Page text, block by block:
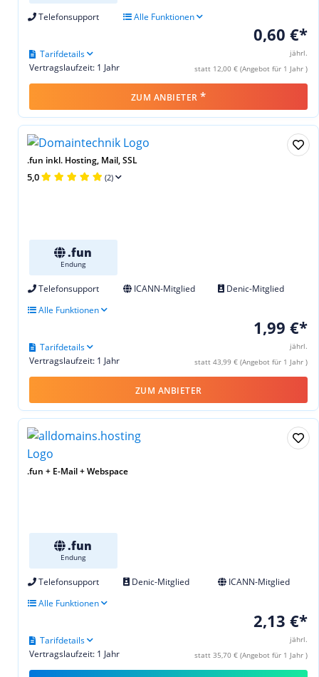
Telefonsupport Alle Funktionen
0,60 €*
jährl.
statt 12,00 € (Angebot für 1 Jahr )
Vertragslaufzeit: 1 Jahr
Tarifdetails
ZUM ANBIETER *
.fun inkl. Hosting, Mail, SSL
5,0 (2)
.fun
Endung
Telefonsupport ICANN-Mitglied
Denic-Mitglied
Alle Funktionen
1,99 €*
jährl.
statt 43,99 € (Angebot für 1 Jahr )
Vertragslaufzeit: 1 Jahr
Tarifdetails
ZUM ANBIETER
.fun + E-Mail + Webspace
.fun
Endung
Telefonsupport Denic-Mitglied
ICANN-Mitglied
Alle Funktionen
2,13 €*
jährl.
statt 35,70 € (Angebot für 1 Jahr )
Vertragslaufzeit: 1 Jahr
Tarifdetails